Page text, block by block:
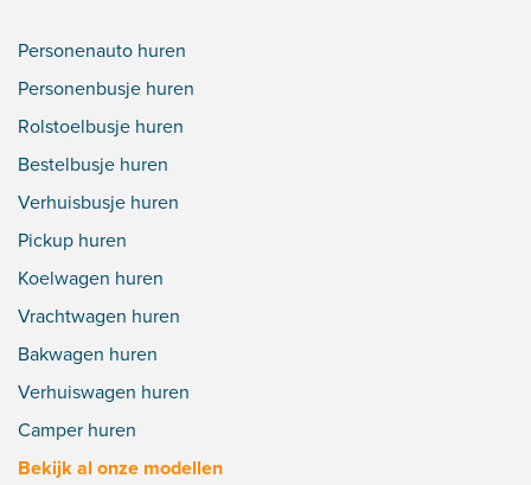
Personenauto huren
Personenbusje huren
Rolstoelbusje huren
Bestelbusje huren
Verhuisbusje huren
Pickup huren
Koelwagen huren
Vrachtwagen huren
Bakwagen huren
Verhuiswagen huren
Camper huren
Bekijk al onze modellen